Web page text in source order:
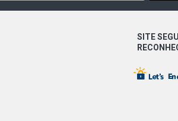
PICKUP 1.8 8V FLEXPOWER
SITE